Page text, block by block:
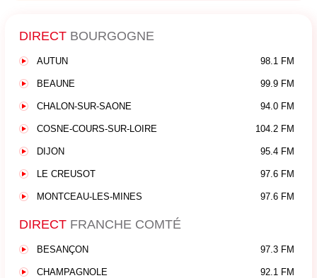
DIRECT BOURGOGNE
AUTUN 98.1 FM
BEAUNE 99.9 FM
CHALON-SUR-SAONE 94.0 FM
COSNE-COURS-SUR-LOIRE 104.2 FM
DIJON 95.4 FM
LE CREUSOT 97.6 FM
MONTCEAU-LES-MINES 97.6 FM
DIRECT FRANCHE COMTÉ
BESANÇON 97.3 FM
CHAMPAGNOLE 92.1 FM